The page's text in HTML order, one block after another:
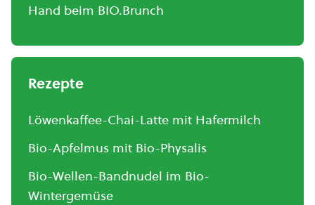
Hand beim BIO.Brunch
Rezepte
Löwenkaffee-Chai-Latte mit Hafermilch
Bio-Apfelmus mit Bio-Physalis
Bio-Wellen-Bandnudel im Bio-
Wintergemüse